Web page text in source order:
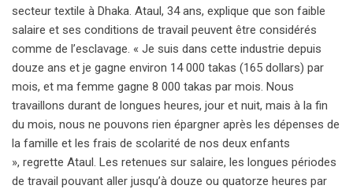
secteur textile à Dhaka. Ataul, 34 ans, explique que son faible
salaire et ses conditions de travail peuvent être considérés
comme de l’esclavage. « Je suis dans cette industrie depuis
douze ans et je gagne environ 14 000 takas (165 dollars) par
mois, et ma femme gagne 8 000 takas par mois. Nous
travaillons durant de longues heures, jour et nuit, mais à la fin
du mois, nous ne pouvons rien épargner après les dépenses de
la famille et les frais de scolarité de nos deux enfants
», regrette Ataul. Les retenues sur salaire, les longues périodes
de travail pouvant aller jusqu’à douze ou quatorze heures par